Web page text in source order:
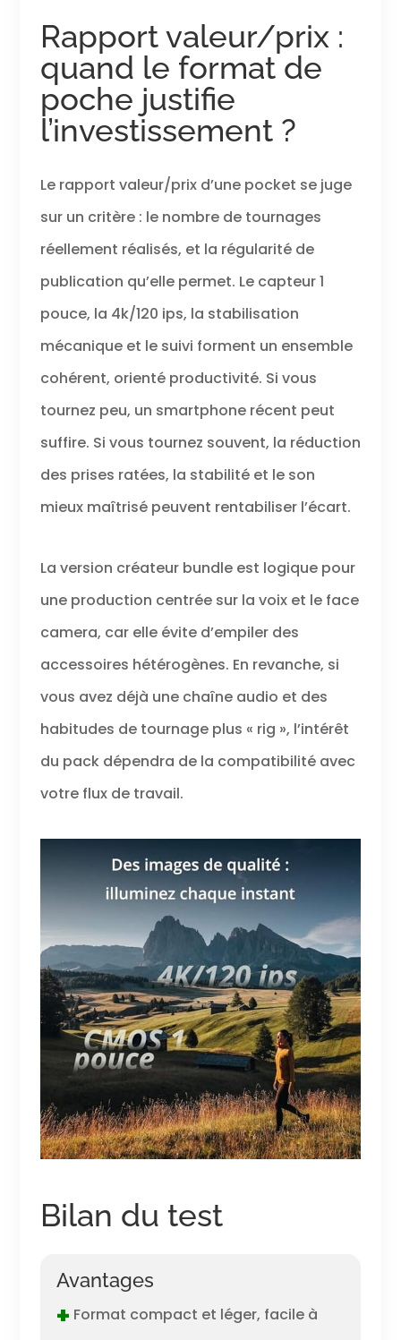
Rapport valeur/prix :
quand le format de
poche justifie
l’investissement ?
Le rapport valeur/prix d’une pocket se juge
sur un critère : le nombre de tournages
réellement réalisés, et la régularité de
publication qu’elle permet. Le capteur 1
pouce, la 4k/120 ips, la stabilisation
mécanique et le suivi forment un ensemble
cohérent, orienté productivité. Si vous
tournez peu, un smartphone récent peut
suffire. Si vous tournez souvent, la réduction
des prises ratées, la stabilité et le son
mieux maîtrisé peuvent rentabiliser l’écart.
La version créateur bundle est logique pour
une production centrée sur la voix et le face
camera, car elle évite d’empiler des
accessoires hétérogènes. En revanche, si
vous avez déjà une chaîne audio et des
habitudes de tournage plus « rig », l’intérêt
du pack dépendra de la compatibilité avec
votre flux de travail.
Bilan du test
Avantages
+ Format compact et léger, facile à